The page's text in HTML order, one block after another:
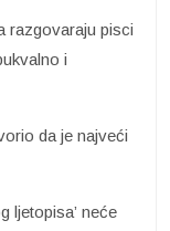
razgovaraju pisci
i
da je najveći
ljetopisa’ neće